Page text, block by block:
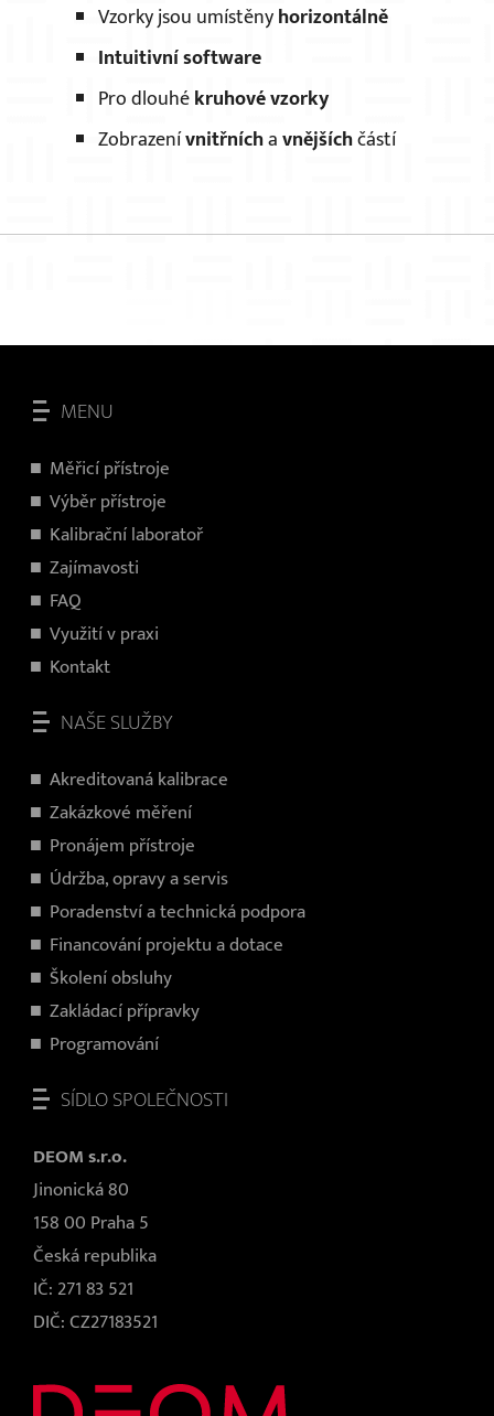
Vzorky jsou umístěnyhorizontálně
Intuitivní software
Pro dlouhékruhové vzorky
Zobrazenívnitřníchavnějšíchčástí
MENU
Měřicí přístroje
Výběr přístroje
Kalibrační laboratoř
Zajímavosti
FAQ
Využití v praxi
Kontakt
NAŠE SLUŽBY
Akreditovaná kalibrace
Zakázkové měření
Pronájem přístroje
Údržba, opravy a servis
Poradenství a technická podpora
Financování projektu a dotace
Školení obsluhy
Zakládací přípravky
Programování
SÍDLO SPOLEČNOSTI
DEOM s.r.o.
Jinonická 80
158 00 Praha 5
Česká republika
IČ: 271 83 521
DIČ: CZ27183521